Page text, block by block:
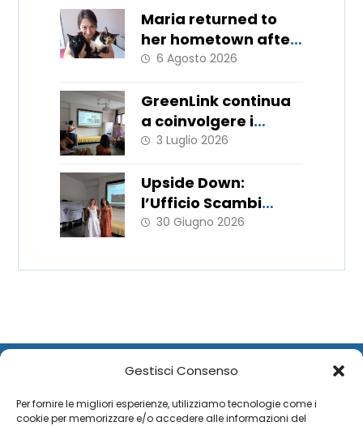
Gestisci Consenso
Per fornire le migliori esperienze, utilizziamo tecnologie come i
cookie per memorizzare e/o accedere alle informazioni del
Maria returned to
her hometown after
11 months
6 Agosto 2026
GreenLink continua
a coinvolgere i
giovani!
3 Luglio 2026
Upside Down:
l’Ufficio Scambi
Europei porta in
30 Giugno 2026